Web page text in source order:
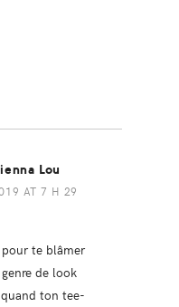
Lou
AT 7 H 29
te blâmer
de look
quand ton tee-